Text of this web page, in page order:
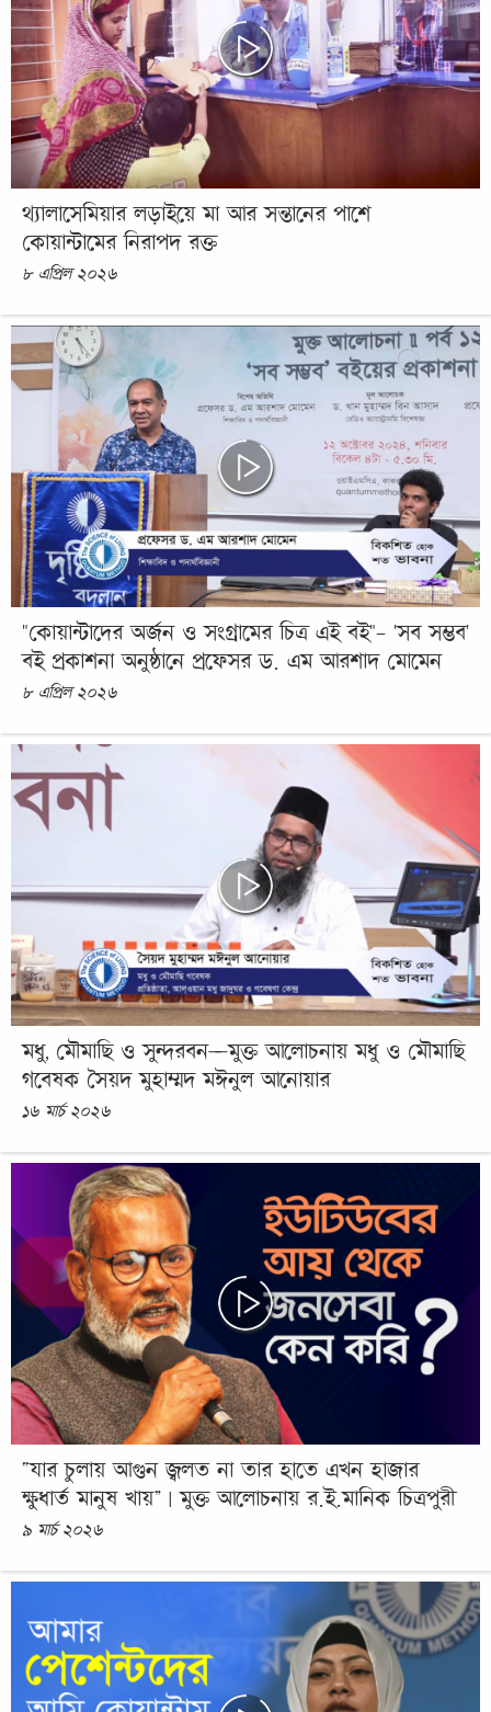
থ্যালাসেমিয়ার লড়াইয়ে মা আর সন্তানের পাশে
কোয়ান্টামের নিরাপদ রক্ত
৮ এপ্রিল ২০২৬
"কোয়ান্টাদের অর্জন ও সংগ্রামের চিত্র এই বই"- 'সব সম্ভব'
বই প্রকাশনা অনুষ্ঠানে প্রফেসর ড. এম আরশাদ মোমেন
৮ এপ্রিল ২০২৬
মধু, মৌমাছি ও সুন্দরবন—মুক্ত আলোচনায় মধু ও মৌমাছি
গবেষক সৈয়দ মুহাম্মদ মঈনুল আনোয়ার
১৬ মার্চ ২০২৬
“যার চুলায় আগুন জ্বলত না তার হাতে এখন হাজার
ক্ষুধার্ত মানুষ খায়” | মুক্ত আলোচনায় র.ই.মানিক চিত্রপুরী
৯ মার্চ ২০২৬